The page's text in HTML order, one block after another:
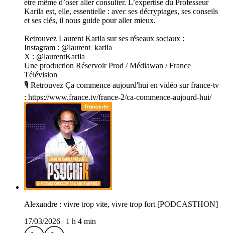
être même d’oser aller consulter. L’expertise du Professeur
Karila est, elle, essentielle : avec ses décryptages, ses conseils
et ses clés, il nous guide pour aller mieux.
Retrouvez Laurent Karila sur ses réseaux sociaux :
Instagram : @laurent_karila
X : @laurentKarila
Une production Réservoir Prod / Médiawan / France
Télévision
🎙️ Retrouvez Ça commence aujourd'hui en vidéo sur france·tv
: https://www.france.tv/france-2/ca-commence-aujourd-hui/
Alexandre : vivre trop vite, vivre trop fort [PODCASTHON]
17/03/2026
1 h 4 min